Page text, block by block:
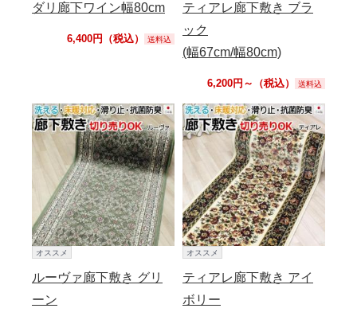
ダリ廊下ワイン幅80cm
6,400円（税込） 送料込
ティアレ廊下敷き ブラ
ック
(幅67cm/幅80cm)
6,200円～（税込） 送料込
オススメ
ルーヴァ廊下敷き グリ
ーン
オススメ
ティアレ廊下敷き アイ
ボリー